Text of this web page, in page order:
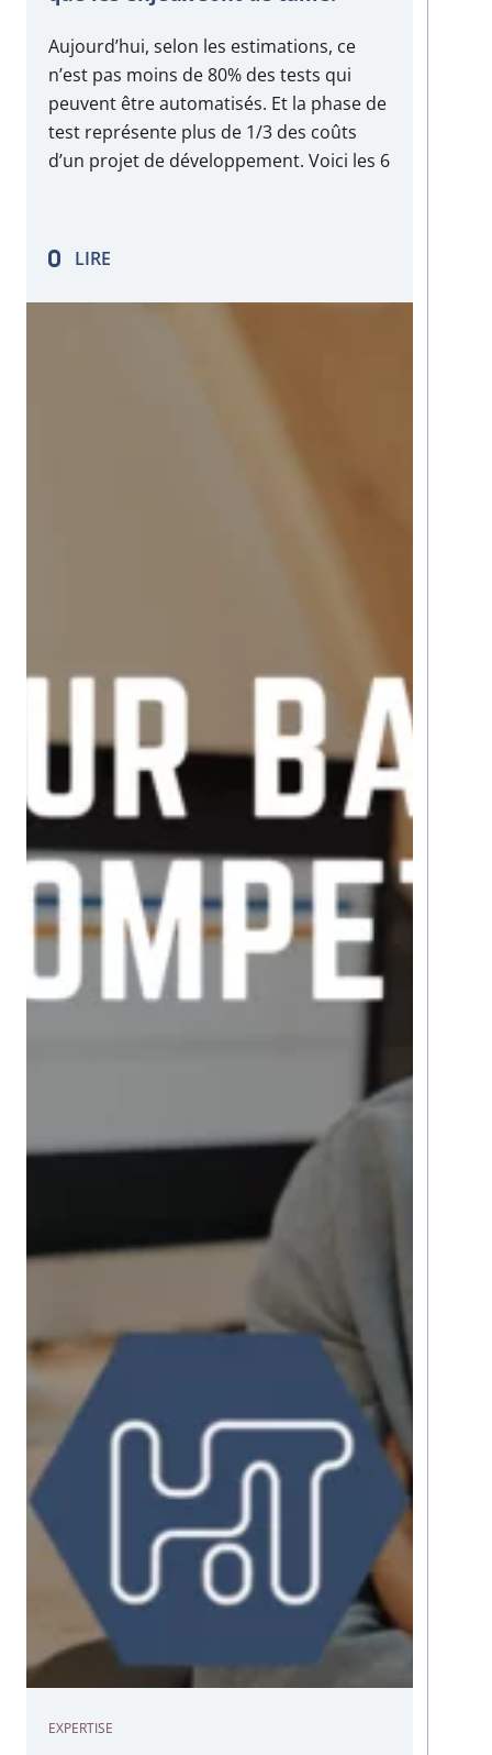
Aujourd’hui, selon les estimations, ce
n’est pas moins de 80% des tests qui
peuvent être automatisés. Et la phase de
test représente plus de 1/3 des coûts
d’un projet de développement. Voici les 6
tests automation effectuent les…
LIRE
EXPERTISE